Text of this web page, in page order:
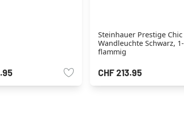
Steinhauer Prestige Chic
Wandleuchte Schwarz, 1-
flammig
CHF 213.95